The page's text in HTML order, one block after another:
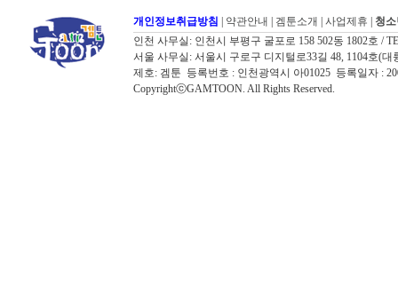
개인정보취급방침 약관안내 겜툰소개 사업제휴
청
인천 사무실: 인천시 부평구 굴포로 158 502동 1802호 /
서울 사무실: 서울시 구로구 디지털로33길 48, 1104호(대
제호: 겜툰 등록번호 : 인천광역시 아01025 등록일자 :
CopyrightⓒGAMTOON. All Rights Reserved.